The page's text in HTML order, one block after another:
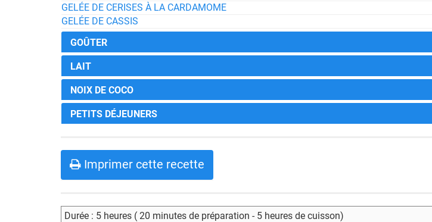
GELÉE DE CERISES À LA CARDAMOME
GELÉE DE CASSIS
GOÛTER
LAIT
NOIX DE COCO
PETITS DÉJEUNERS
Imprimer cette recette
Durée : 5 heures ( 20 minutes de préparation - 5 heures de cuisson)